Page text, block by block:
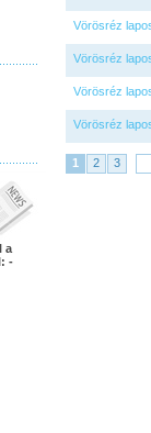
a
-
Vörösréz
Vörösréz
Vörösréz
Vörösréz
1 2 3